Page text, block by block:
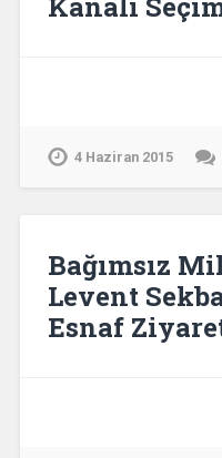
Kanalı
4 Haziran 2015
Bağımsız
Levent
Esnaf